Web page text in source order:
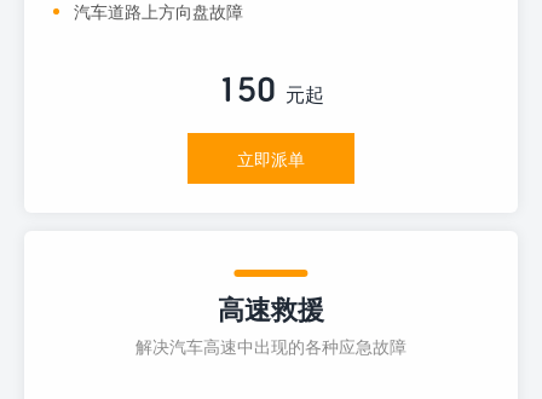
汽车道路上方向盘故障
150 元起
立即派单
高速救援
解决汽车高速中出现的各种应急故障